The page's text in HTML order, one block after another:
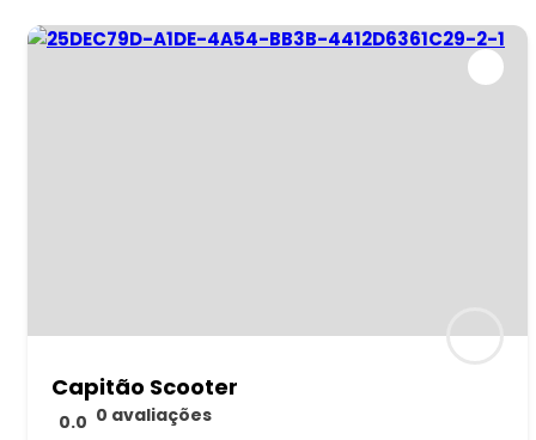
Capitão Scooter
0.0 0 avaliações